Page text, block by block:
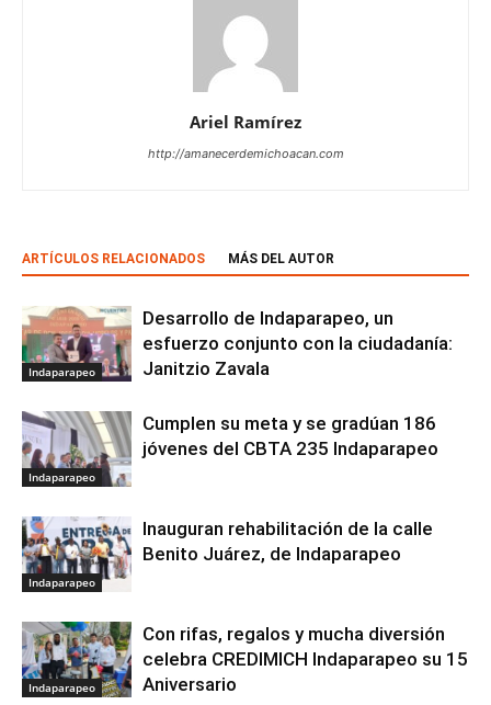
Ariel Ramírez
http://amanecerdemichoacan.com
ARTÍCULOS RELACIONADOS MÁS DEL AUTOR
Indaparapeo
Desarrollo de Indaparapeo, un
esfuerzo conjunto con la ciudadanía:
Janitzio Zavala
Indaparapeo
Cumplen su meta y se gradúan 186
jóvenes del CBTA 235 Indaparapeo
Indaparapeo
Inauguran rehabilitación de la calle
Benito Juárez, de Indaparapeo
Indaparapeo
Con rifas, regalos y mucha diversión
celebra CREDIMICH Indaparapeo su 15
Aniversario